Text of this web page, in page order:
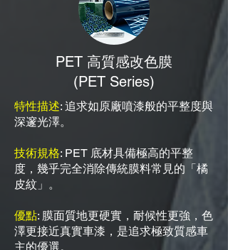
PET 高質感改色膜
(PET Series)
特性描述: 追求如原廠噴漆般的平整度與
深邃光澤。
技術規格: PET 底材具備極高的平整
度，幾乎完全消除傳統膜料常見的「橘
皮紋」。
優點: 膜面質地更硬實，耐候性更強，色
澤更接近真實車漆，是追求極致質感車
主的優選。